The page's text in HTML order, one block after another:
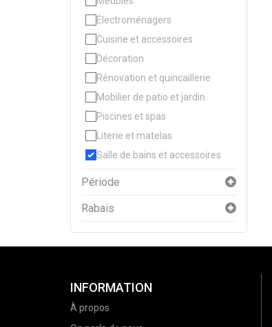
Électroménagers
Cuisine et accessoires
Décoration
Rénovation et quincaillerie
Mobilier de patio et jardin
Piscines et spas
Literie et matelas
Salle de bains et accessoires
Période
Rabais
INFORMATION
À propos